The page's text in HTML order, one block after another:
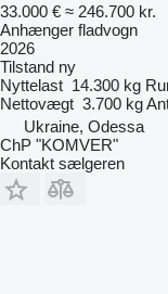
33.000 € ≈ 246.700 kr.
Anhænger fladvogn
2026
Tilstand ny
Nyttelast 14.300 kg
Nettovægt 3.700 kg
Ukraine, Odessa
ChP "KOMVER"
Kontakt sælgeren